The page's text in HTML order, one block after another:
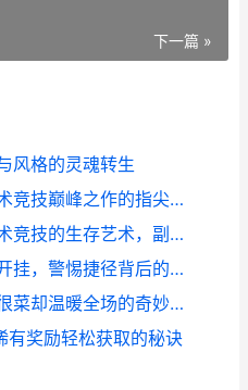
下一篇 »
风格的灵魂转生
和平精英是什么游戏，战术竞技巅峰之作的指尖传奇
**和平精英玩法探秘：战术竞技的生存艺术，副标题：从跳伞到夺冠的进阶之路**
标题：和平精英怎么免费开挂，警惕捷径背后的致命陷阱，副标题：一位老玩家的忠告与反思
和平精英呆呆女生，枪法很菜却温暖全场的奇妙旅程
奖励轻松获取的秘诀